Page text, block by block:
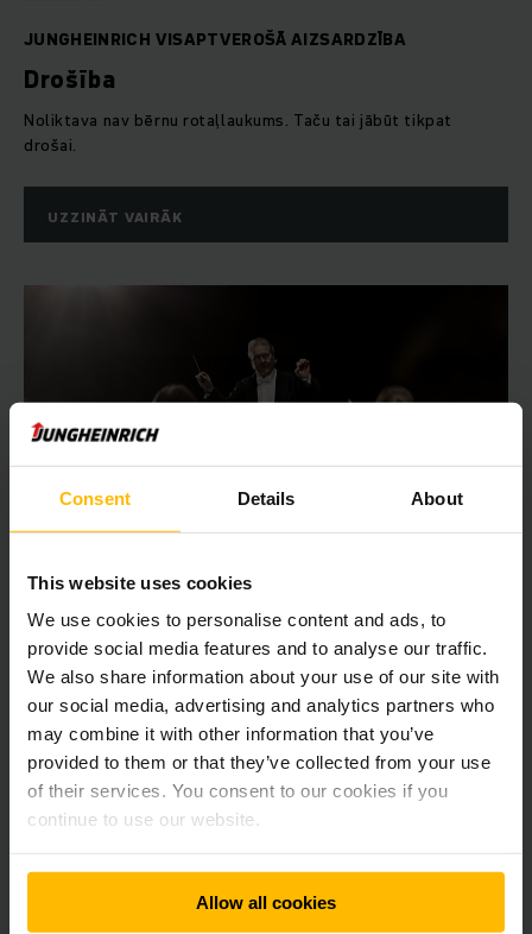
Consent Details About
This website uses cookies
We use cookies to personalise content and ads, to
provide social media features and to analyse our traffic.
We also share information about your use of our site with
our social media, advertising and analytics partners who
may combine it with other information that you’ve
provided to them or that they’ve collected from your use
of their services. You consent to our cookies if you
continue to use our website.
Allow all cookies
JUNGHEINRICH VISAPTVEROŠĀ AIZSARDZĪBA
Drošība
Noliktava nav bērnu rotaļlaukums. Taču tai jābūt tikpat
drošai.
UZZINĀT VAIRĀK
DIRIĢĒTI NOLIKTAVAS PROCESI NAV NĀKOTNES SAPNIS
Digitalizācija un savienošana tīklā
Digitalizācija un savienošana tīklā nav pašmērķis – tās Jūsu
procesus padara efektīvākus un rentablākus. Turklāt ar
pareizā partnera atbalstu Jūs varat radīt īstu simfoniju. Kad ir
pareizais brīdis ņemt rokā diriģenta zizli?